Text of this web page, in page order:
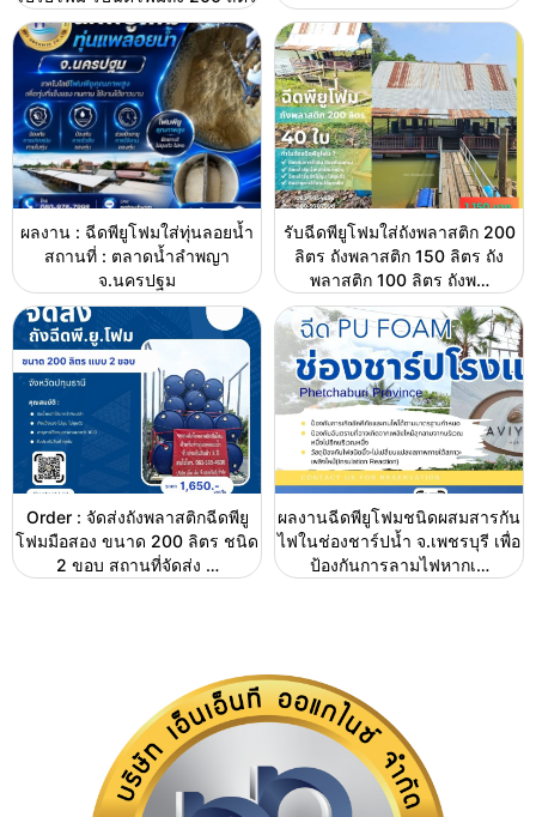
ผลงาน : ฉีดพียูโฟมใส่ทุ่นลอยน้ำ
สถานที่ : ตลาดน้ำลำพญา
จ.นครปฐม
รับฉีดพียูโฟมใส่ถังพลาสติก 200
ลิตร ถังพลาสติก 150 ลิตร ถัง
พลาสติก 100 ลิตร ถังพ…
Order : จัดส่งถังพลาสติกฉีดพียู
โฟมมือสอง ขนาด 200 ลิตร ชนิด
2 ขอบ สถานที่จัดส่ง …
ผลงานฉีดพียูโฟมชนิดผสมสารกัน
ไฟในช่องชาร์ปน้ำ จ.เพชรบุรี เพื่อ
ป้องกันการลามไฟหากเ…